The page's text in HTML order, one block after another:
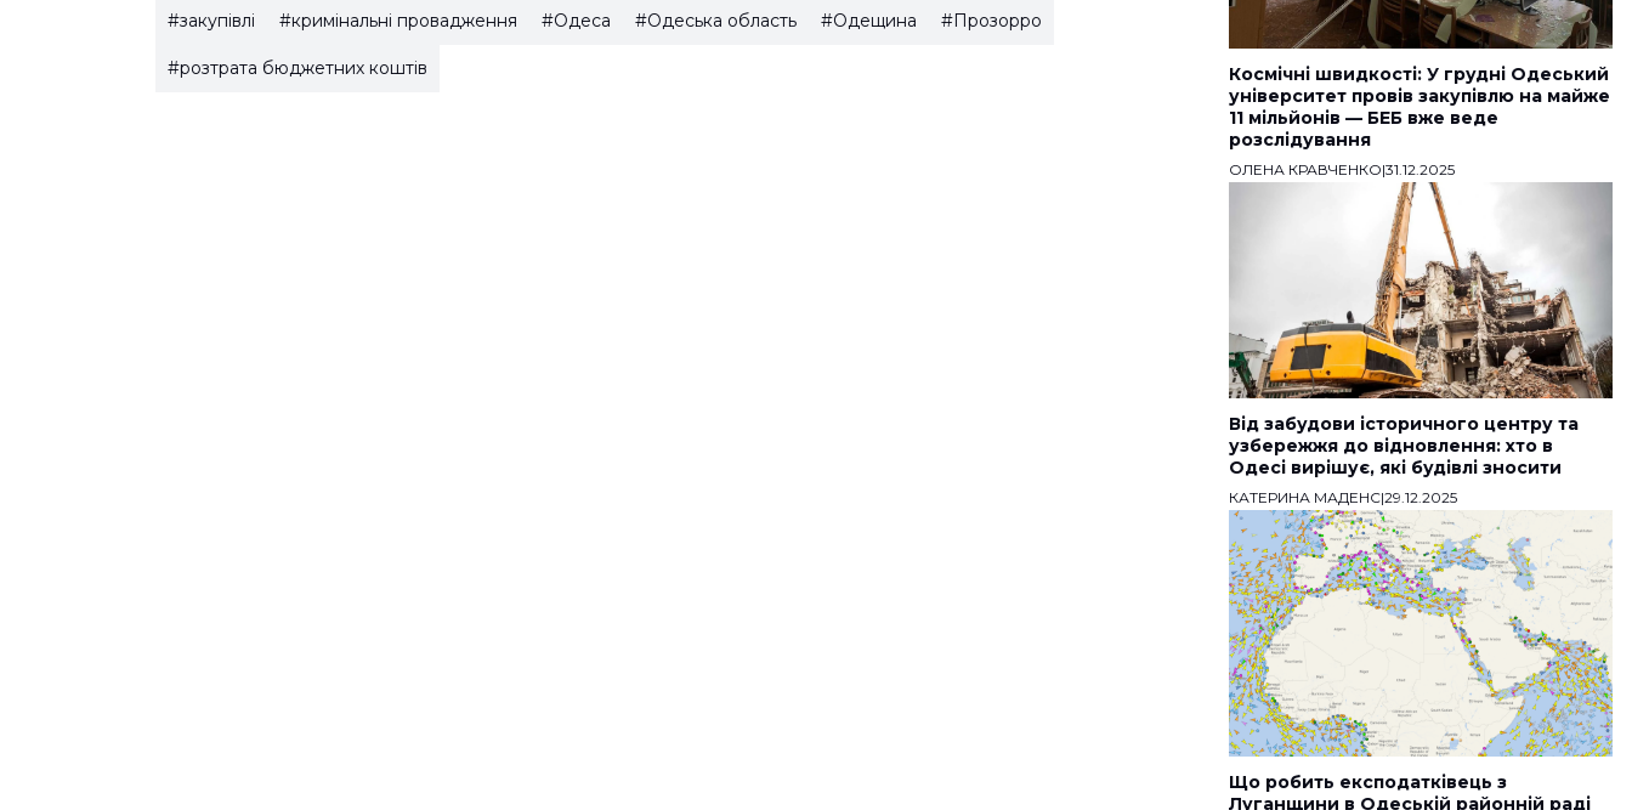
#закупівлі #кримінальні провадження #Одеса #Одеська область #Одещина #Прозорро
#розтрата бюджетних коштів
Космічні швидкості: У грудні Одеський
університет провів закупівлю на майже
11 мільйонів — БЕБ вже веде
розслідування
ОЛЕНА КРАВЧЕНКО|31.12.2025
Від забудови історичного центру та
узбережжя до відновлення: хто в
Одесі вирішує, які будівлі зносити
КАТЕРИНА МАДЕНС|29.12.2025
Що робить експодатківець з
Луганщини в Одеській районній раді